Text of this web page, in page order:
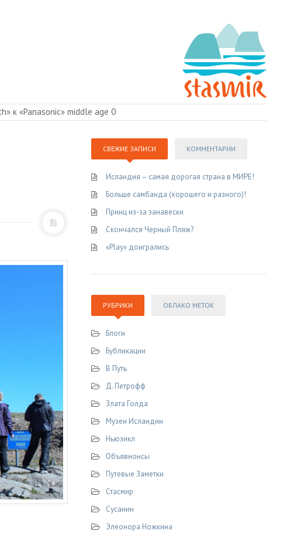
к «Panasonic» middle age 0
СВЕЖИЕ ЗАПИСИ КОММЕНТАРИИ
Исландия – самая дорогая страна в МИРЕ!
Больше самбанда (хорошего и разного)!
Принц из-за занавески
Скончался Черный Пляж?
«Play» доигрались
РУБРИКИ ОБЛАКО МЕТОК
Блоги
Бубликации
В Путь
Д. Петрофф
Злата Голда
Музеи Исландии
Ньюзикл
Объявнонсы
Путевые Заметки
Стасмир
Сусанин
Элеонора Ножкина